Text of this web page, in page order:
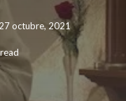
27 octubre, 2021